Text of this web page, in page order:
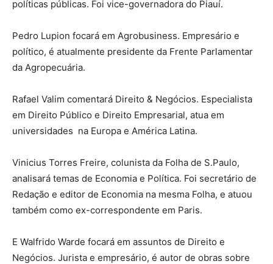
políticas públicas. Foi vice-governadora do Piauí.
Pedro Lupion focará em Agrobusiness. Empresário e
político, é atualmente presidente da Frente Parlamentar
da Agropecuária.
Rafael Valim comentará Direito & Negócios. Especialista
em Direito Público e Direito Empresarial, atua em
universidades na Europa e América Latina.
Vinicius Torres Freire, colunista da Folha de S.Paulo,
analisará temas de Economia e Política. Foi secretário de
Redação e editor de Economia na mesma Folha, e atuou
também como ex-correspondente em Paris.
E Walfrido Warde focará em assuntos de Direito e
Negócios. Jurista e empresário, é autor de obras sobre